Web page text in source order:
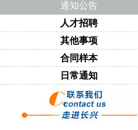
通知公告
人才招聘
其他事项
合同样本
日常通知